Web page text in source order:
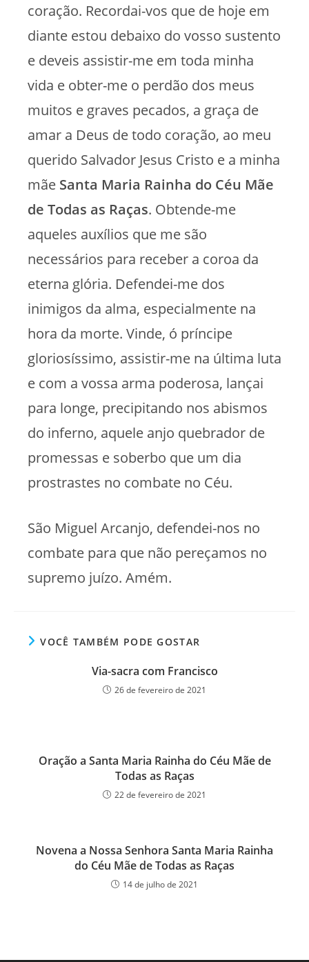
coração. Recordai-vos que de hoje em
diante estou debaixo do vosso sustento
e deveis assistir-me em toda minha
vida e obter-me o perdão dos meus
muitos e graves pecados, a graça de
amar a Deus de todo coração, ao meu
querido Salvador Jesus Cristo e a minha
mãe Santa Maria Rainha do Céu Mãe
de Todas as Raças. Obtende-me
aqueles auxílios que me são
necessários para receber a coroa da
eterna glória. Defendei-me dos
inimigos da alma, especialmente na
hora da morte. Vinde, ó príncipe
gloriosíssimo, assistir-me na última luta
e com a vossa arma poderosa, lançai
para longe, precipitando nos abismos
do inferno, aquele anjo quebrador de
promessas e soberbo que um dia
prostrastes no combate no Céu.
São Miguel Arcanjo, defendei-nos no
combate para que não pereçamos no
supremo juízo. Amém.
VOCÊ TAMBÉM PODE GOSTAR
Via-sacra com Francisco
26 de fevereiro de 2021
Oração a Santa Maria Rainha do Céu Mãe de
Todas as Raças
22 de fevereiro de 2021
Novena a Nossa Senhora Santa Maria Rainha
do Céu Mãe de Todas as Raças
14 de julho de 2021